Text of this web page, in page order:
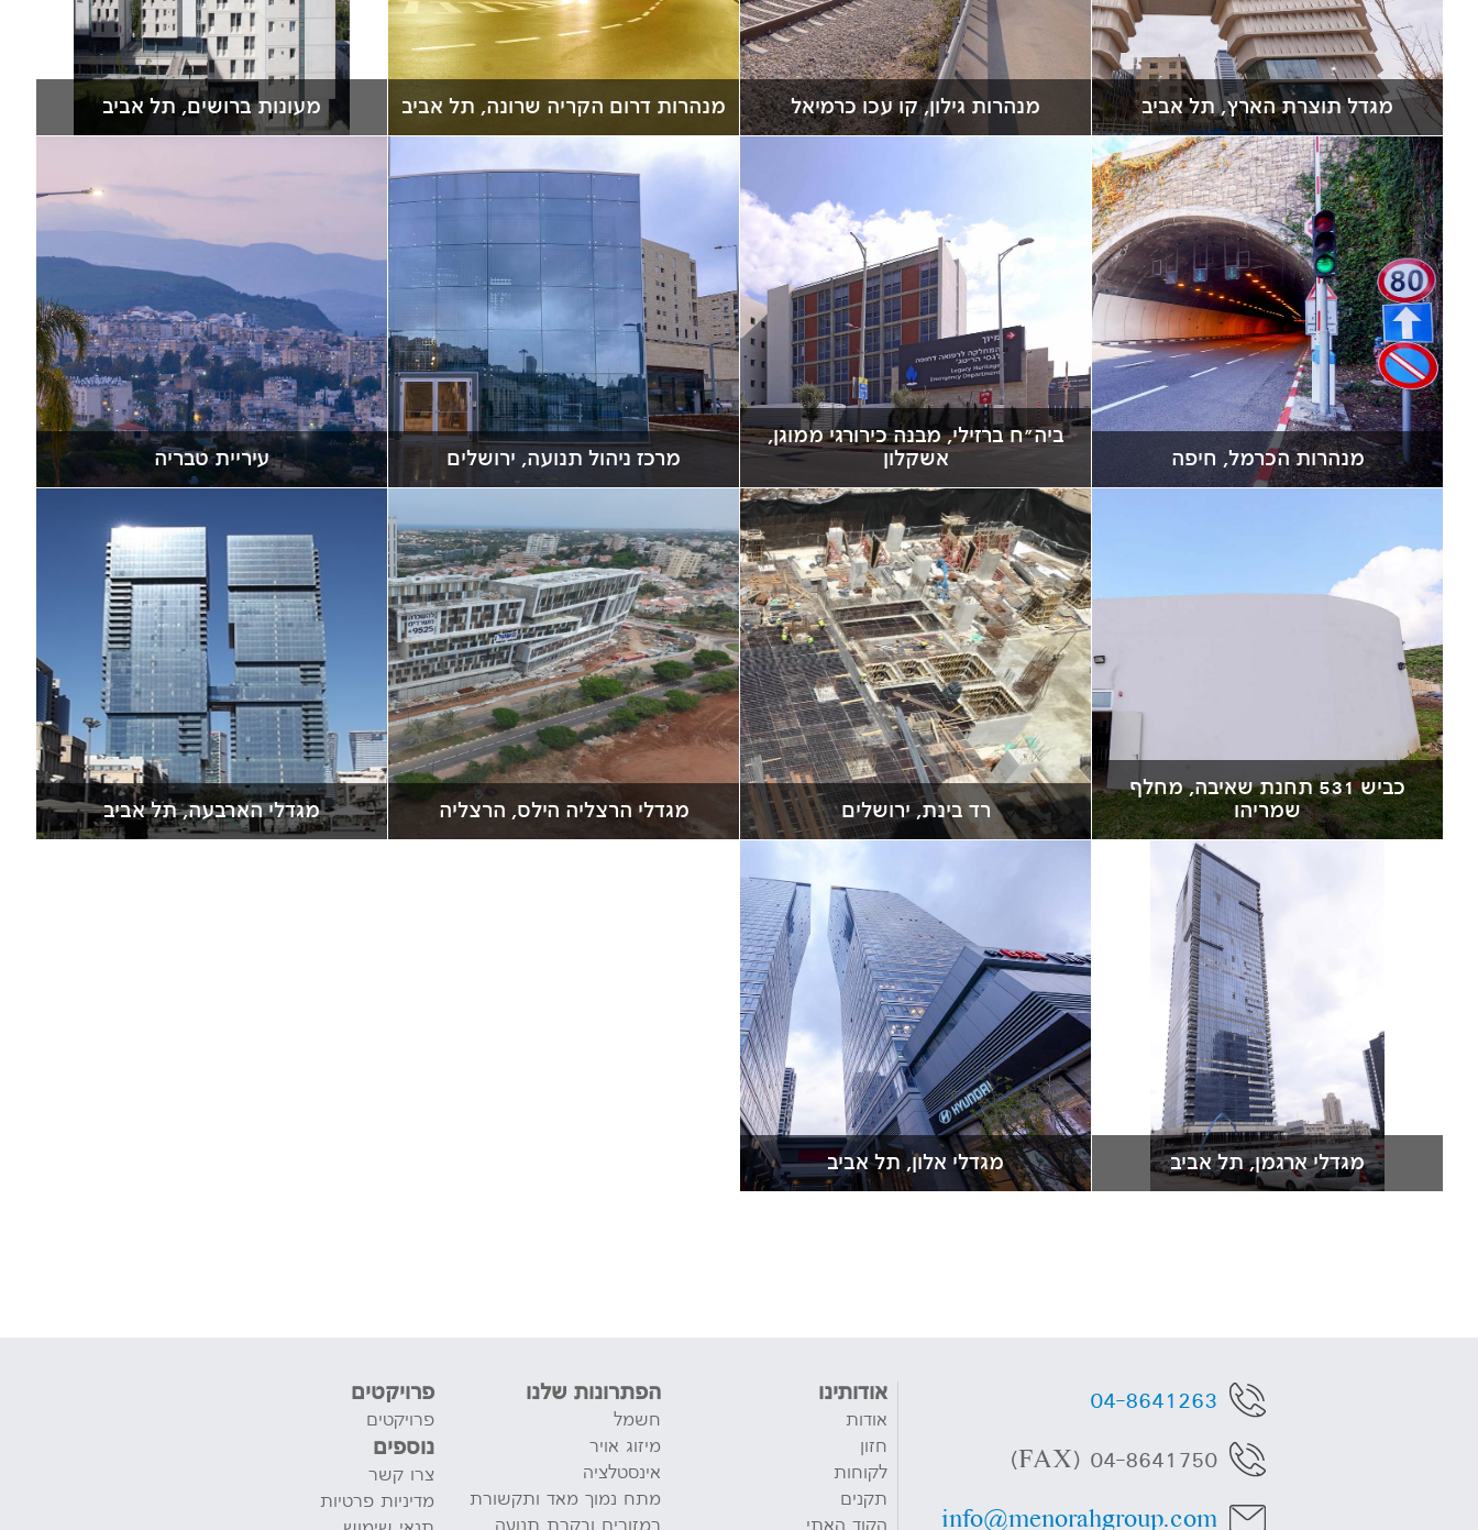
מגדל תוצרת הארץ, תל אביב מנהרות גילון, קו עכו כרמיאל מנהרות דרום הקריה שרונה, תל אביב מעונות ברושים, תל אביב
מנהרות הכרמל, חיפה
ביה"ח ברזילי, מבנה כירורגי ממוגן,
אשקלון
מרכז ניהול תנועה, ירושלים עיריית טבריה
כביש 531 תחנת שאיבה, מחלף
שמריהו
רד בינת, ירושלים מגדלי הרצליה הילס, הרצליה מגדלי הארבעה, תל אביב
מגדלי ארגמן, תל אביב מגדלי אלון, תל אביב
04-8641263
04-8641750 (FAX)
info@menorahgroup.com
אודותינו
אודות
חזון
לקוחות
תקנים
הקוד האתי
הפתרונות שלנו
חשמל
מיזוג אויר
אינסטלציה
מתח נמוך מאד ותקשורת
רמזורים ובקרת תנועה
פרויקטים
פרויקטים
נוספים
צרו קשר
מדיניות פרטיות